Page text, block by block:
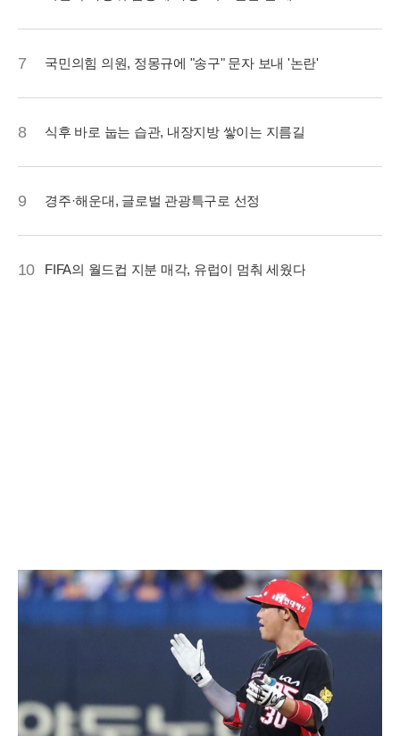
7 국민의힘 의원, 정몽규에 "송구" 문자 보내 '논란'
8 식후 바로 눕는 습관, 내장지방 쌓이는 지름길
9 경주·해운대, 글로벌 관광특구로 선정
10 FIFA의 월드컵 지분 매각, 유럽이 멈춰 세웠다